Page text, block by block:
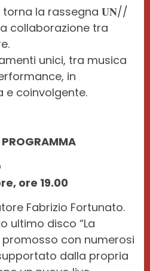
torna la rassegna 𝐔𝐍//
collaborazione tra
unici, tra musica
in
e coinvolgente.
PROGRAMMA
ore 19.00
Fabrizio Fortunato.
ultimo disco “La
promosso con numerosi
dalla propria
BONOCORE
OPENART